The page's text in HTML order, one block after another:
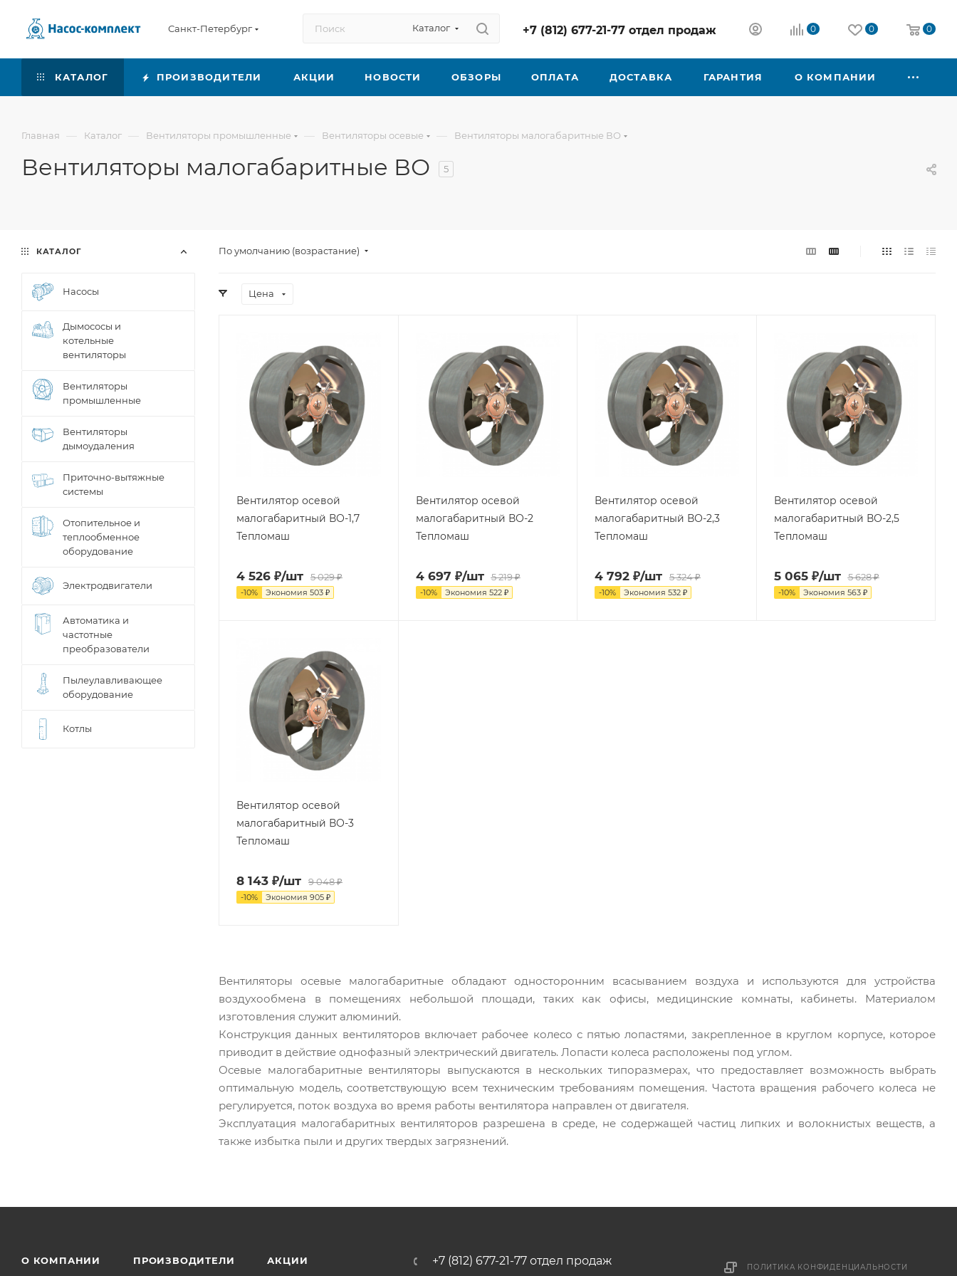
Санкт-Петербург Каталог +7 (812) 677-21-77 отдел продаж 0 0 0
КАТАЛОГ ПРОИЗВОДИТЕЛИ АКЦИИ НОВОСТИ ОБЗОРЫ ОПЛАТА ДОСТАВКА ГАРАНТИЯ О КОМПАНИИ
Главная — Каталог — Вентиляторы промышленные — Вентиляторы осевые — Вентиляторы малогабаритные ВО
Вентиляторы малогабаритные ВО 5
По умолчанию (возрастание)
Цена
Вентилятор осевой
малогабаритный ВО-1,7
Тепломаш
4 526 ₽/шт 5 029₽
-10% Экономия 503 ₽
Вентилятор осевой
малогабаритный ВО-2
Тепломаш
4 697 ₽/шт 5 219₽
-10% Экономия 522₽
Вентилятор осевой
малогабаритный ВО-2,3
Тепломаш
4 792 ₽/шт 5 324₽
-10% Экономия 532 ₽
Вентилятор осевой
малогабаритный ВО-2,5
Тепломаш
5 065₽/шт 5 628₽
-10% Экономия 563₽
Вентилятор осевой
малогабаритный ВО-3
Тепломаш
8 143 ₽/шт 9 048₽
-10% Экономия 905 ₽
Вентиляторы осевые малогабаритные обладают односторонним всасыванием воздуха и используются для устройства
воздухообмена в помещениях небольшой площади, таких как офисы, медицинские комнаты, кабинеты. Материалом
изготовления служит алюминий.
Конструкция данных вентиляторов включает рабочее колесо с пятью лопастями, закрепленное в круглом корпусе, которое
приводит в действие однофазный электрический двигатель. Лопасти колеса расположены под углом.
Осевые малогабаритные вентиляторы выпускаются в нескольких типоразмерах, что предоставляет возможность выбрать
оптимальную модель, соответствующую всем техническим требованиям помещения. Частота вращения рабочего колеса не
регулируется, поток воздуха во время работы вентилятора направлен от двигателя.
Эксплуатация малогабаритных вентиляторов разрешена в среде, не содержащей частиц липких и волокнистых веществ, а
также избытка пыли и других твердых загрязнений.
КАТАЛОГ
Насосы
Дымососы и
котельные
вентиляторы
Вентиляторы
промышленные
Вентиляторы
дымоудаления
Приточно-вытяжные
системы
Отопительное и
теплообменное
оборудование
Электродвигатели
Автоматика и
частотные
преобразователи
Пылеулавливающее
оборудование
Котлы
О КОМПАНИИ ПРОИЗВОДИТЕЛИ АКЦИИ +7 (812) 677-21-77 отдел продаж ПОЛИТИКА КОНФИДЕНЦИАЛЬНОСТИ